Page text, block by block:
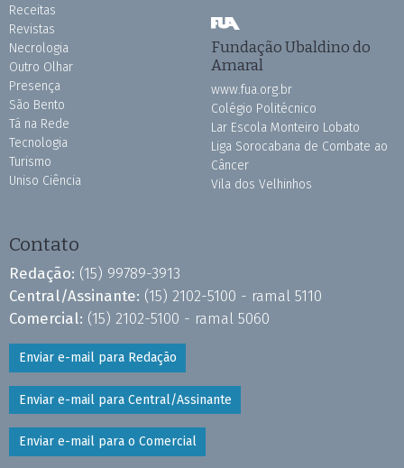
Receitas
Revistas
Necrologia
Outro Olhar
Presença
São Bento
Tá na Rede
Tecnologia
Turismo
Uniso Ciência
Fundação Ubaldino do
Amaral
www.fua.org.br
Colégio Politécnico
Lar Escola Monteiro Lobato
Liga Sorocabana de Combate ao
Câncer
Vila dos Velhinhos
Contato
Redação: (15) 99789-3913
Central/Assinante: (15) 2102-5100 - ramal 5110
Comercial: (15) 2102-5100 - ramal 5060
Enviar e-mail para Redação
Enviar e-mail para Central/Assinante
Enviar e-mail para o Comercial